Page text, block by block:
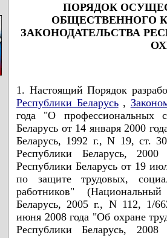
ПОРЯДОК
ОБЩЕСТВЕННОГО
ЗАКОНОДАТЕЛЬСТВА
1. Настоящий Порядок
Республики Беларусь,
года "О профессиональных
Беларусь от 14 января 2000
Беларусь, 1992 г., N 19, ст.
Республики Беларусь,
Республики Беларусь от 19
по защите трудовых,
работников"
Беларусь, 2005 г., N 112, 1/
июня 2008 года "Об охране
Республики Беларусь,